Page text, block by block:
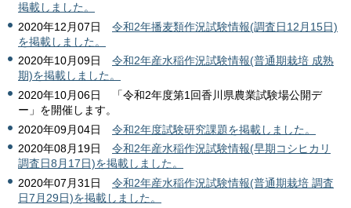
掲載しました。
2020年12月07日 令和2年播麦類作況試験情報(調査日12月15日)
を掲載しました。
2020年10月09日 令和2年産水稲作況試験情報(普通期栽培 成熟
期)を掲載しました。
2020年10月06日 「令和2年度第1回香川県農業試験場公開デ
ー」を開催します。
2020年09月04日 令和2年度試験研究課題を掲載しました。
2020年08月19日 令和2年産水稲作況試験情報(早期コシヒカリ
調査日8月17日)を掲載しました。
2020年07月31日 令和2年産水稲作況試験情報(普通期栽培 調査
日7月29日)を掲載しました。